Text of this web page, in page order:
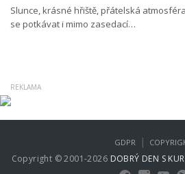
Slunce, krásné hřiště, přátelská
se potkávat i mimo zasedací…
Copyright © 2001-2026 DOBRÝ DEN S
GDPR |